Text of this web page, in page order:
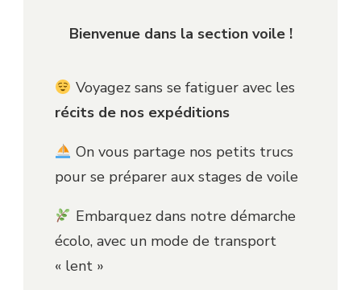
Bienvenue dans la section voile !
Voyagez sans se fatiguer avec les
récits de nos expéditions
On vous partage nos petits trucs
pour se préparer aux stages de voile
Embarquez dans notre démarche
écolo, avec un mode de transport
« lent »